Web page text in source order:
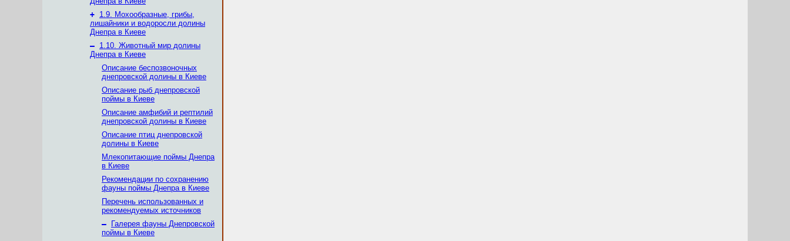
+ 1.9. Мохообразные, грибы,
лишайники и водоросли долины
Днепра в Киеве
– 1.10. Животный мир долины
Днепра в Киеве
Описание беспозвоночных
днепровской долины в Киеве
Описание рыб днепровской
поймы в Киеве
Описание амфибий и рептилий
днепровской долины в Киеве
Описание птиц днепровской
долины в Киеве
Млекопитающие поймы Днепра
в Киеве
Рекомендации по сохранению
фауны поймы Днепра в Киеве
Перечень использованных и
рекомендуемых источников
–
Галерея фауны Днепровской
поймы в Киеве